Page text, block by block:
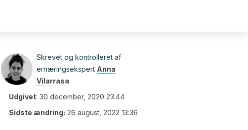
Skrevet og kontrolleret af
ernæringsekspert Anna
Vilarrasa
Udgivet: 30 december, 2020 23:44
Sidste ændring: 26 august, 2022 13:36